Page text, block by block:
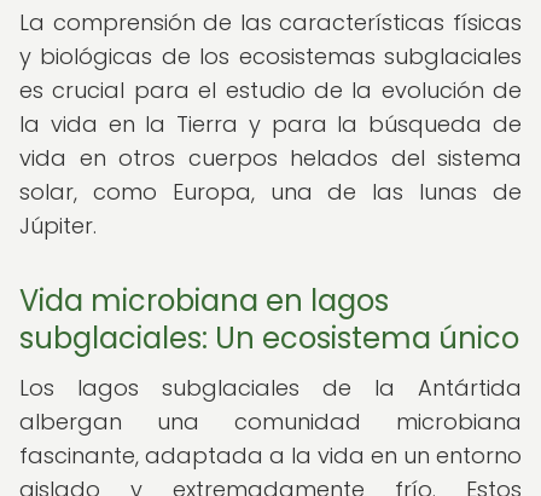
La comprensión de las características físicas
y biológicas de los ecosistemas subglaciales
es crucial para el estudio de la evolución de
la vida en la Tierra y para la búsqueda de
vida en otros cuerpos helados del sistema
solar, como Europa, una de las lunas de
Júpiter.
Vida microbiana en lagos
subglaciales: Un ecosistema único
Los lagos subglaciales de la Antártida
albergan una comunidad microbiana
fascinante, adaptada a la vida en un entorno
aislado y extremadamente frío. Estos